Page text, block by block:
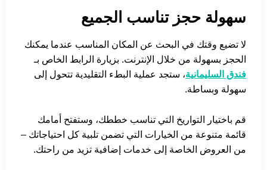
سهولة حجز تناسب الجميع
لا تضيع وقتك في البحث عن المكان المناسب عندما يمكنك
الحجز بسهولة من خلال الإنترنت. بزيارة الرابط الخاص بـ
فندق السليمانية، ستجد عملية البطء التقليدية تتحول إلى
سهولة وبساطة.
قم باختيار التواريخ التي تناسب خططك، وستفتح أمامك
قائمة متنوعة من الخيارات التي تضمن تلبية كل احتياجاتك –
من العروض الخاصة إلى خدمات إضافية تزيد من راحتك.